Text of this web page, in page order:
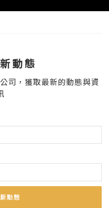
動態
司，獲取最新的動態與資
動態